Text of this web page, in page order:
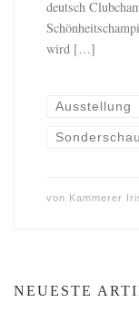
deutsch
wird […]
Ausstellung
Sonderschau
von Kammerer
NEUESTE